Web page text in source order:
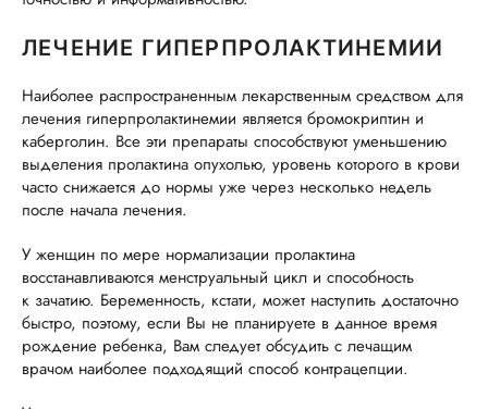
ЛЕЧЕНИЕ ГИПЕРПРОЛАКТИНЕМИИ
Наиболее распространенным лекарственным средством для
лечения гиперпролактинемии является бромокриптин и
каберголин. Все эти препараты способствуют уменьшению
выделения пролактина опухолью, уровень которого в крови
часто снижается до нормы уже через несколько недель
после начала лечения.
У женщин по мере нормализации пролактина
восстанавливаются менструальный цикл и способность
к зачатию. Беременность, кстати, может наступить достаточно
быстро, поэтому, если Вы не планируете в данное время
рождение ребенка, Вам следует обсудить с лечащим
врачом наиболее подходящий способ контрацепции.